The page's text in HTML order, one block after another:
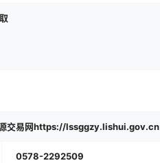
交易网https://lssggzy.lishui.gov.cn
0578-2292509